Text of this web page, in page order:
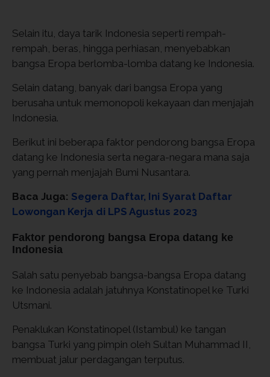
Selain itu, daya tarik Indonesia seperti rempah-
rempah, beras, hingga perhiasan, menyebabkan
bangsa Eropa berlomba-lomba datang ke Indonesia.
Selain datang, banyak dari bangsa Eropa yang
berusaha untuk memonopoli kekayaan dan menjajah
Indonesia.
Berikut ini beberapa faktor pendorong bangsa Eropa
datang ke Indonesia serta negara-negara mana saja
yang pernah menjajah Bumi Nusantara.
Baca Juga: Segera Daftar, Ini Syarat Daftar
Lowongan Kerja di LPS Agustus 2023
Faktor pendorong bangsa Eropa datang ke
Indonesia
Salah satu penyebab bangsa-bangsa Eropa datang
ke Indonesia adalah jatuhnya Konstatinopel ke Turki
Utsmani.
Penaklukan Konstatinopel (Istambul) ke tangan
bangsa Turki yang pimpin oleh Sultan Muhammad II,
membuat jalur perdagangan terputus.